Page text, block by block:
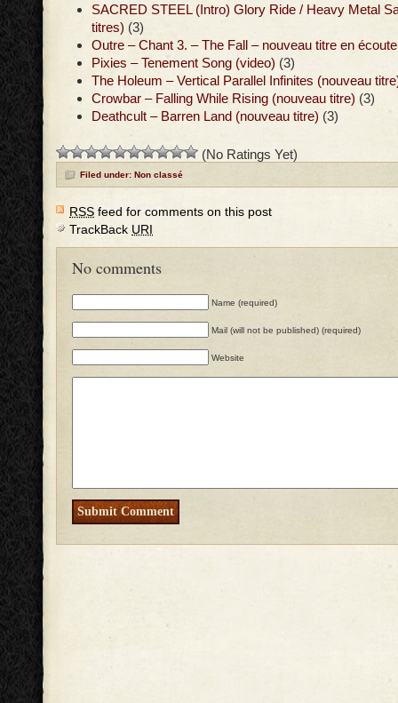
SACRED STEEL (Intro) Glory Ride / Heavy Metal
titres) (3)
Outre – Chant 3. – The Fall – nouveau titre en écoute
Pixies – Tenement Song (video) (3)
The Holeum – Vertical Parallel Infinites (nouveau
Crowbar – Falling While Rising (nouveau titre) (3)
Deathcult – Barren Land (nouveau titre) (3)
(No Ratings Yet)
Filed under: Non classé
RSS feed for comments on this post
TrackBack URI
No comments
Name (required)
Mail (will not be published) (required)
Website